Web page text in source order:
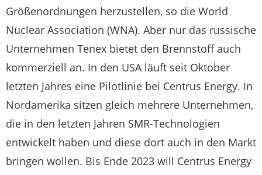
Größenordnungen herzustellen, so die World
Nuclear Association (WNA). Aber nur das russische
Unternehmen Tenex bietet den Brennstoff auch
kommerziell an. In den USA läuft seit Oktober
letzten Jahres eine Pilotlinie bei Centrus Energy. In
Nordamerika sitzen gleich mehrere Unternehmen,
die in den letzten Jahren SMR-Technologien
entwickelt haben und diese dort auch in den Markt
bringen wollen. Bis Ende 2023 will Centrus Energy